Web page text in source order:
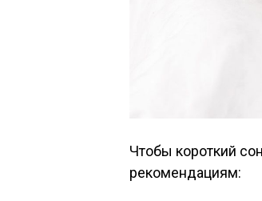
Чтобы короткий
рекомендациям: